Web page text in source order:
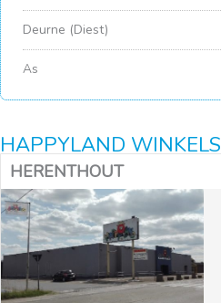
Deurne (Diest)
As
HAPPYLAND WINKELS
HERENTHOUT